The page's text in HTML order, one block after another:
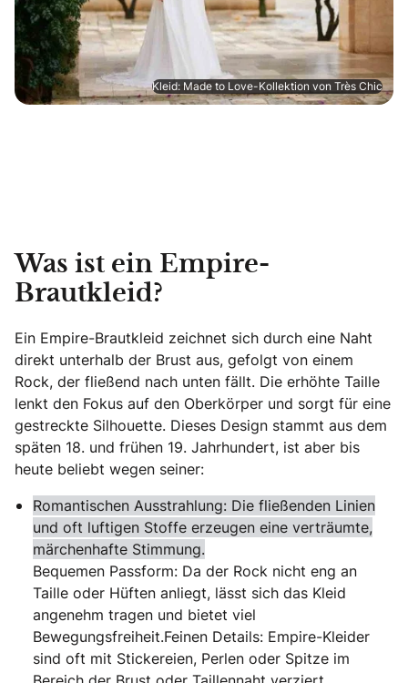
Kleid: Made to Love-Kollektion von Très Chic
Was ist ein Empire-
Brautkleid?
Ein Empire-Brautkleid zeichnet sich durch eine Naht
direkt unterhalb der Brust aus, gefolgt von einem
Rock, der fließend nach unten fällt. Die erhöhte Taille
lenkt den Fokus auf den Oberkörper und sorgt für eine
gestreckte Silhouette. Dieses Design stammt aus dem
späten 18. und frühen 19. Jahrhundert, ist aber bis
heute beliebt wegen seiner:
Romantischen Ausstrahlung: Die fließenden Linien
und oft luftigen Stoffe erzeugen eine verträumte,
märchenhafte Stimmung.
Bequemen Passform: Da der Rock nicht eng an
Taille oder Hüften anliegt, lässt sich das Kleid
angenehm tragen und bietet viel
Bewegungsfreiheit.Feinen Details: Empire-Kleider
sind oft mit Stickereien, Perlen oder Spitze im